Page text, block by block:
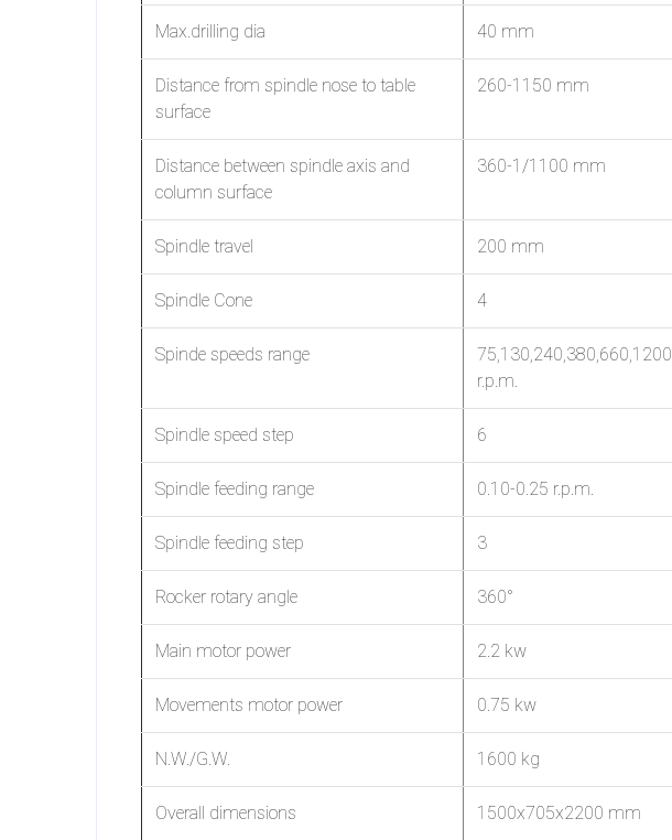
Max.drilling dia 40 mm
Distance from spindle nose to table
surface
260-1150 mm
Distance between spindle axis and
column surface
360-1/1100 mm
Spindle travel 200 mm
Spindle Cone 4
Spinde speeds range
75,130,240,380,660,1200
r.p.m.
Spindle speed step 6
Spindle feeding range 0.10-0.25 r.p.m.
Spindle feeding step 3
Rocker rotary angle 360°
Main motor power 2.2 kw
Movements motor power 0.75 kw
N.W./G.W. 1600 kg
Overall dimensions 1500x705x2200 mm